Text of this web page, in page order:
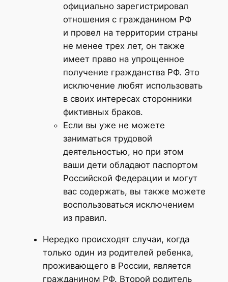
официально зарегистрировал
отношения с гражданином РФ
и провел на территории страны
не менее трех лет, он также
имеет право на упрощенное
получение гражданства РФ. Это
исключение любят использовать
в своих интересах сторонники
фиктивных браков.
Если вы уже не можете
заниматься трудовой
деятельностью, но при этом
ваши дети обладают паспортом
Российской Федерации и могут
вас содержать, вы также можете
воспользоваться исключением
из правил.
Нередко происходят случаи, когда
только один из родителей ребенка,
проживающего в России, является
гражданином РФ. Второй родитель